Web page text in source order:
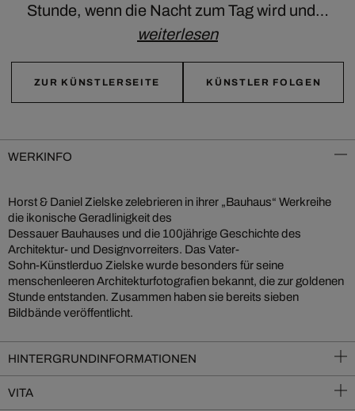
Stunde, wenn die Nacht zum Tag wird und…
weiterlesen
ZUR KÜNSTLERSEITE KÜNSTLER FOLGEN
WERKINFO
Horst & Daniel Zielske zelebrieren in ihrer „Bauhaus“ Werkreihe
die ikonische Geradlinigkeit des
Dessauer Bauhauses und die 100jährige Geschichte des
Architektur- und Designvorreiters. Das Vater-
Sohn-Künstlerduo Zielske wurde besonders für seine
menschenleeren Architekturfotografien bekannt, die zur goldenen
Stunde entstanden. Zusammen haben sie bereits sieben
Bildbände veröffentlicht.
HINTERGRUNDINFORMATIONEN
VITA